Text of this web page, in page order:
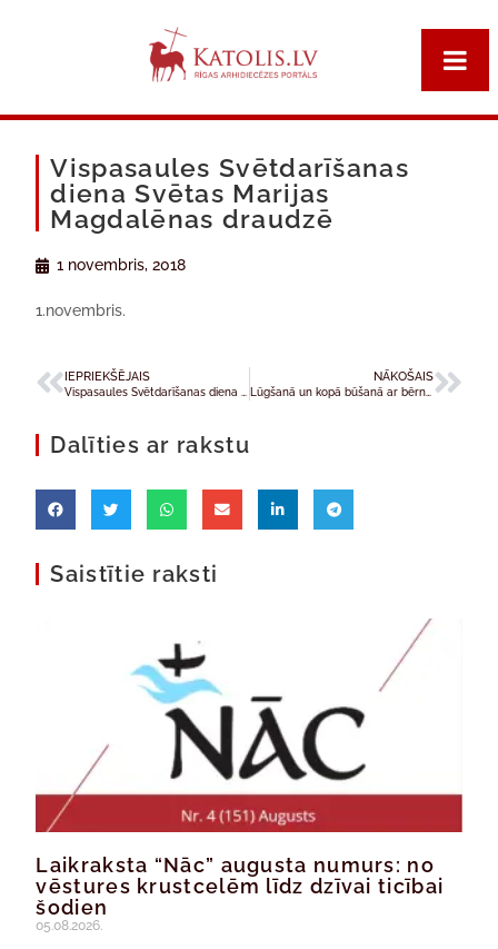
Vispasaules Svētdarīšanas
diena Svētas Marijas
Magdalēnas draudzē
1 novembris, 2018
1.novembris.
IEPRIEKŠĒJAIS NĀKOŠAIS
Lūgšanā un kopā būšanā ar bērnunamu bērniem aicina atzīmet Bāreņu svētdienu
Dalīties ar rakstu
Saistītie raksti
Laikraksta “Nāc” augusta numurs: no
vēstures krustcelēm līdz dzīvai ticībai
šodien
05.08.2026.